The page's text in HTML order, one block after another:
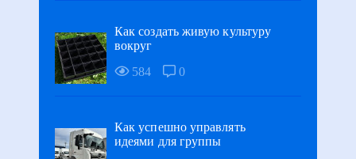
Как создать живую культуру
вокруг
584
0
Как успешно управлять
идеями для группы